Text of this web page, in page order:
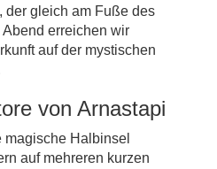
der gleich am Fuße des
erreichen wir
auf der mystischen
von Arnastapi
magische Halbinsel
auf mehreren kurzen